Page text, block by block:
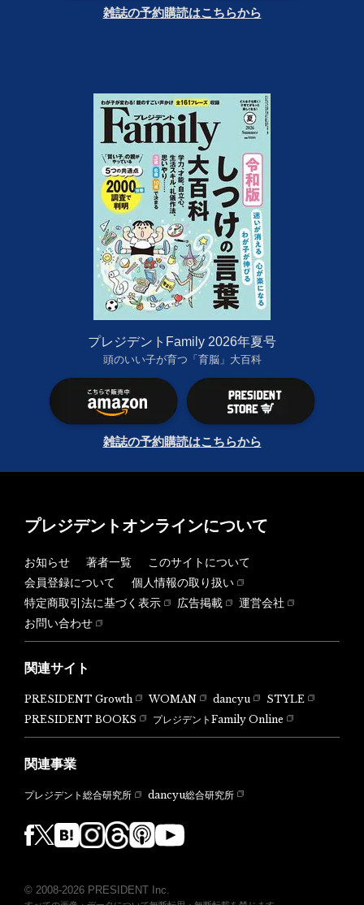
雑誌の予約購読はこちらから
プレジデントFamily 2026年夏号
頭のいい子が育つ「育脳」大百科
雑誌の予約購読はこちらから
プレジデントオンラインについて
お知らせ 著者一覧
このサイトについて
会員登録について
個人情報の取り扱い
特定商取引法に基づく表示
広告掲載
運営会社
お問い合わせ
関連サイト
PRESIDENT Growth WOMAN dancyu
STYLE
PRESIDENT BOOKS
プレジデントFamily Online
関連事業
プレジデント総合研究所 dancyu総合研究所
© 2008-2026 PRESIDENT Inc.